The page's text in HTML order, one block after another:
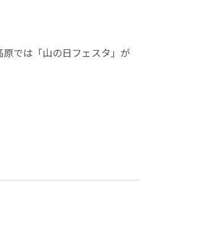
では「山の日フェスタ」が